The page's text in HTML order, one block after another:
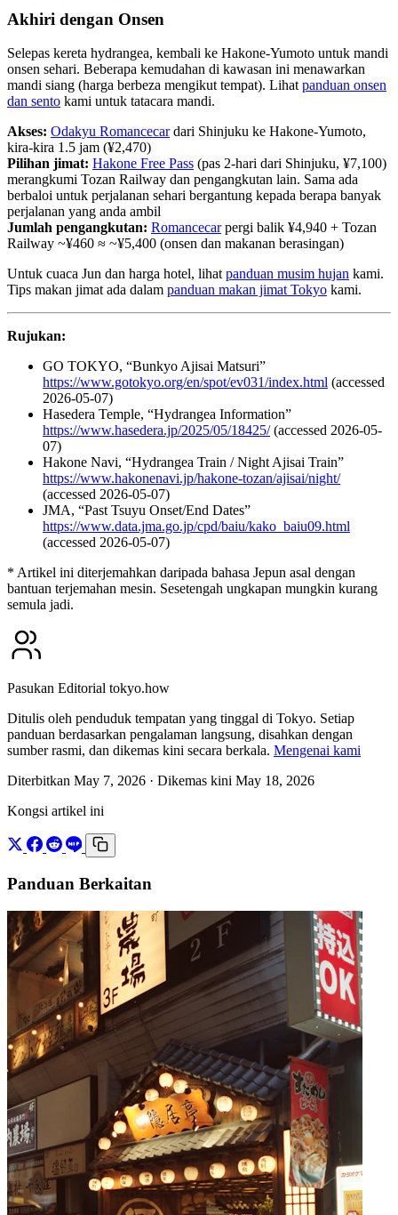
Akhiri dengan Onsen
Selepas kereta hydrangea, kembali ke Hakone-Yumoto untuk mandi
onsen sehari. Beberapa kemudahan di kawasan ini menawarkan
mandi siang (harga berbeza mengikut tempat). Lihat panduan onsen
dan sento kami untuk tatacara mandi.
Akses: Odakyu Romancecardari Shinjuku ke Hakone-Yumoto,
kira-kira 1.5 jam (¥2,470)
Pilihan jimat: Hakone Free Pass (pas 2-hari dari Shinjuku, ¥7,100)
merangkumi Tozan Railway dan pengangkutan lain. Sama ada
berbaloi untuk perjalanan sehari bergantung kepada berapa banyak
perjalanan yang anda ambil
Jumlah pengangkutan: Romancecarpergi balik ¥4,940 + Tozan
Railway ~¥460 ≈ ~¥5,400 (onsen dan makanan berasingan)
Untuk cuaca Jun dan harga hotel, lihat panduan musim hujan kami.
Tips makan jimat ada dalam panduan makan jimat Tokyo kami.
Rujukan:
GO TOKYO, “Bunkyo Ajisai Matsuri”
https://www.gotokyo.org/en/spot/ev031/index.html (accessed
2026-05-07)
Hasedera Temple, “Hydrangea Information”
https://www.hasedera.jp/2025/05/18425/(accessed 2026-05-
07)
Hakone Navi, “Hydrangea Train / Night Ajisai Train”
https://www.hakonenavi.jp/hakone-tozan/ajisai/night/
(accessed 2026-05-07)
JMA, “Past Tsuyu Onset/End Dates”
https://www.data.jma.go.jp/cpd/baiu/kako_baiu09.html
(accessed 2026-05-07)
* Artikel ini diterjemahkan daripada bahasa Jepun asal dengan
bantuan terjemahan mesin. Sesetengah ungkapan mungkin kurang
semula jadi.
Pasukan Editorial tokyo.how
Ditulis oleh penduduk tempatan yang tinggal di Tokyo. Setiap
panduan berdasarkan pengalaman langsung, disahkan dengan
sumber rasmi, dan dikemas kini secara berkala. Mengenai kami
Diterbitkan May 7, 2026 · Dikemas kini May 18, 2026
Kongsi artikel ini
Panduan Berkaitan